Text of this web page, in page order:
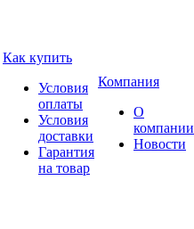
Как купить
Условия
оплаты
Условия
доставки
Гарантия
на товар
Компания
О
компании
Новости